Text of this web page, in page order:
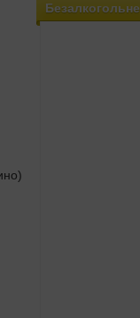
Безалкогольне